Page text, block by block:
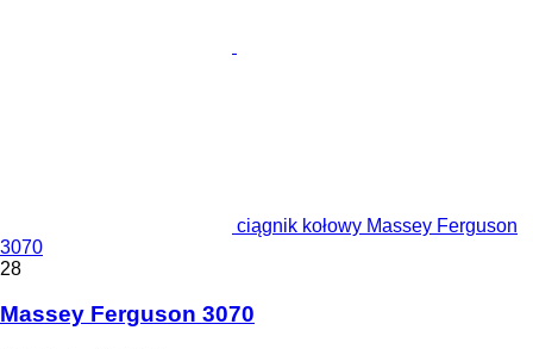
ciągnik kołowy Massey Ferguson
3070
28
Massey Ferguson 3070